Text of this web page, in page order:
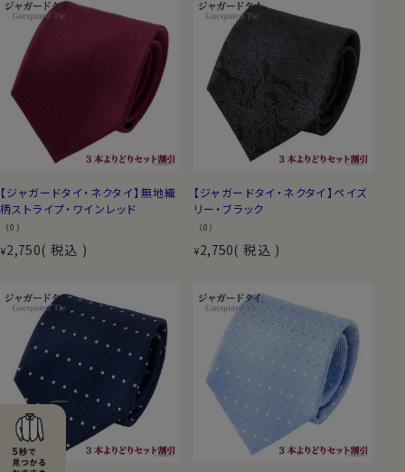
【ジャガードタイ・ネクタイ】無地織
柄ストライプ・ワインレッド
（0）
¥2,750 税込
【ジャガードタイ・ネクタイ】ペイズ
リー・ブラック
（0）
¥2,750 税込